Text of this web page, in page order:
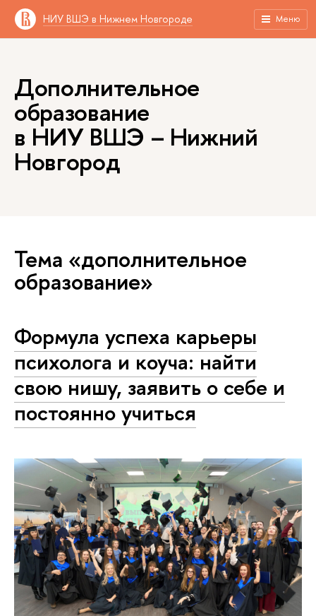
НИУ ВШЭ в Нижнем Новгороде Меню
Дополнительное
образование
в НИУ ВШЭ – Нижний
Новгород
Тема «дополнительное
образование»
Формула успеха карьеры
психолога и коуча: найти
свою нишу, заявить о себе и
постоянно учиться